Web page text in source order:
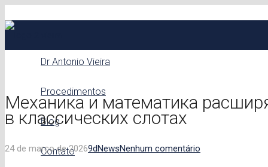
Dr Antonio Vieira
Procedimentos
Blog
Contato
Механика и математика
в классических слотах
24 de março de 20269dNewsNenhum comentário